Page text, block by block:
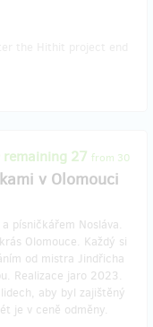
remaining 27 from 30
v Olomouci
písničkářem Nosláva.
Olomouce. Každý si
od mistra Jindřicha
Realizace jaro 2023.
aby byl zajištěný
je v ceně odměny.